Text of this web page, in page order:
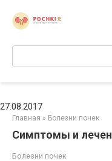
контенту
27.08.2017
Главная » Болезни почек
Симптомы и
Болезни почек